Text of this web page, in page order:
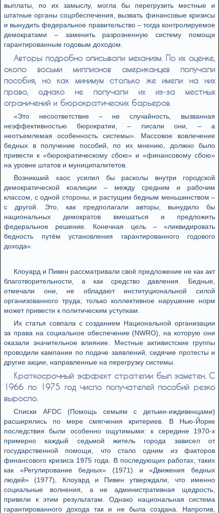
выплаты, по их замыслу, могла бы перегрузить местные и
штатные органы соцобеспечения, вызвать финансовые кризисы
и вынудить федеральное правительство – тогда контролируемое
демократами – заменить разрозненную систему помощи
гарантированным годовым доходом.
Авторы подробно описывали механизм. По их оценке,
около восьми миллионов американцев получали
пособия, но как минимум столько же имели на них
право, однако не получали их из‑за местных
ограничений и бюрократических барьеров.
«Это несоответствие – не случайность, вызванная
неэффективностью бюрократии, – писали они, – а
неотъемлемая особенность системы». Массовое вовлечение
бедных в получение пособий, по их мнению, должно было
привести к «бюрократическому сбою» и «финансовому сбою»
на уровне штатов и муниципалитетов.
Возникший хаос усилил бы расколы внутри городской
демократической коалиции – между средним и рабочим
классом, с одной стороны, и растущим бедным меньшинством –
с другой. Это, как предполагали авторы, вынудило бы
национальных демократов вмешаться и предложить
федеральное решение. Конечная цель – «ликвидировать
бедность путём установления гарантированного годового
дохода».
Клоуард и Пивен рассматривали своё предложение не как акт
благотворительности, а как средство давления. Бедные,
отмечали они, не обладают институциональной силой
организованного труда; только коллективное нарушение норм
может привести к политическим уступкам.
Их статья совпала с созданием Национальной организации
за права на социальное обеспечение (NWRO), на которую они
оказали значительное влияние. Местные активистские группы
проводили кампании по подаче заявлений, сидячие протесты и
другие акции, направленные на перегрузку системы.
Краткосрочный эффект стратегии был заметен. С
1966 по 1975 год число получателей пособий резко
выросло.
Списки AFDC (Помощь семьям с детьми‑иждивенцами)
расширялись по мере смягчения критериев. В Нью‑Йорке
последствия были особенно ощутимыми: к середине 1970‑х
примерно каждый седьмой житель города зависел от
государственной помощи, что стало одним из факторов
финансового кризиса 1975 года. В последующих работах, таких
как «Регулирование бедных» (1971) и «Движения бедных
людей» (1977), Клоуард и Пивен утверждали, что именно
социальные волнения, а не административная щедрость,
привели к этим результатам. Однако национальная система
гарантированного дохода так и не была создана. Напротив,